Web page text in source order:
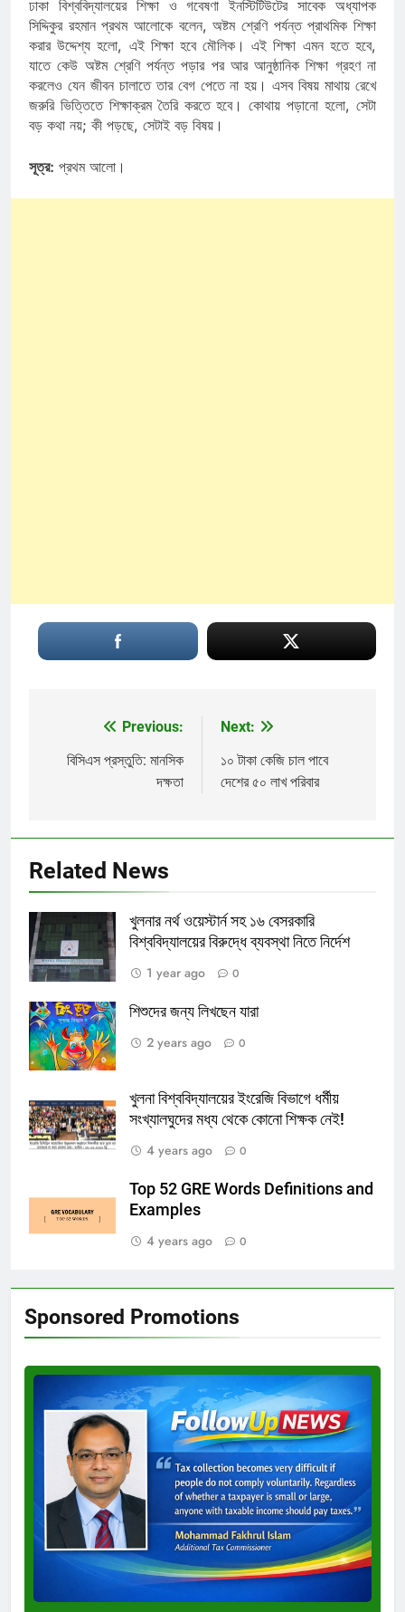
ঢাকা বিশ্ববিদ্যালয়ের শিক্ষা ও গবেষণা ইনস্টিটিউটের সাবেক অধ্যাপক
সিদ্দিকুর রহমান প্রথম আলোকে বলেন, অষ্টম শ্রেণি পর্যন্ত প্রাথমিক শিক্ষা
করার উদ্দেশ্য হলো, এই শিক্ষা হবে মৌলিক। এই শিক্ষা এমন হতে হবে,
যাতে কেউ অষ্টম শ্রেণি পর্যন্ত পড়ার পর আর আনুষ্ঠানিক শিক্ষা গ্রহণ না
করলেও যেন জীবন চালাতে তার বেগ পেতে না হয়। এসব বিষয় মাথায় রেখে
জরুরি ভিত্তিতে শিক্ষাক্রম তৈরি করতে হবে। কোথায় পড়ানো হলো, সেটা
বড় কথা নয়; কী পড়ছে, সেটাই বড় বিষয়।
সূত্র: প্রথম আলো।
navigation
Previous:
বিসিএস প্রস্তুতি: মানসিক
দক্ষতা
Next:
১০ টাকা কেজি চাল পাবে
দেশের ৫০ লাখ পরিবার
Related News
খুলনার নর্থ ওয়েস্টার্ন সহ ১৬ বেসরকারি
বিশ্ববিদ্যালয়ের বিরুদ্ধে ব্যবস্থা নিতে নির্দেশ
1 year ago
0
শিশুদের জন্য লিখছেন যারা
2 years ago
0
খুলনা বিশ্ববিদ্যালয়ের ইংরেজি বিভাগে ধর্মীয়
সংখ্যালঘুদের মধ্য থেকে কোনো শিক্ষক নেই!
4 years ago
0
Top 52 GRE Words Definitions and
Examples
4 years ago
0
Sponsored Promotions
Test
Ad
3